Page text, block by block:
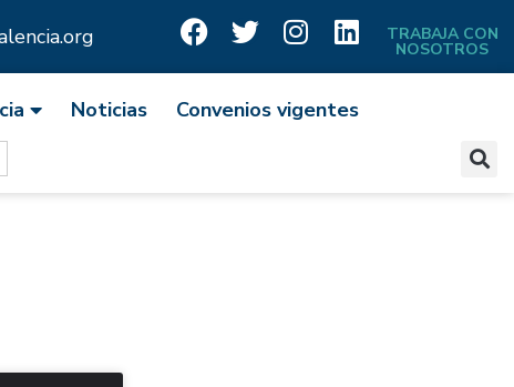
TRABAJA CON
NOSOTROS
Noticias
Convenios vigentes